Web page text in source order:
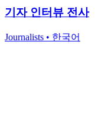
기자 인터뷰 전사
Journalists • 한국어